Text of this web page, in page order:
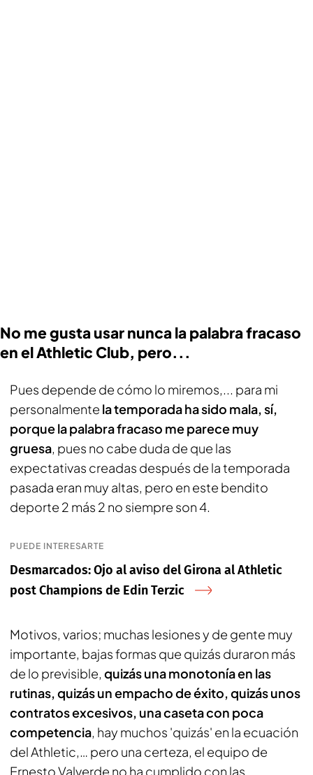
No me gusta usar nunca la palabra fracaso
en el Athletic Club, pero...
Pues depende de cómo lo miremos,... para mi
personalmente la temporada ha sido mala, sí,
porque la palabra fracaso me parece muy
gruesa, pues no cabe duda de que las
expectativas creadas después de la temporada
pasada eran muy altas, pero en este bendito
deporte 2 más 2 no siempre son 4.
PUEDE INTERESARTE
Desmarcados: Ojo al aviso del Girona al Athletic
post Champions de Edin Terzic
Motivos, varios; muchas lesiones y de gente muy
importante, bajas formas que quizás duraron más
de lo previsible, quizás una monotonía en las
rutinas, quizás un empacho de éxito, quizás unos
contratos excesivos, una caseta con poca
competencia, hay muchos 'quizás' en la ecuación
del Athletic,… pero una certeza, el equipo de
Ernesto Valverde no ha cumplido con las